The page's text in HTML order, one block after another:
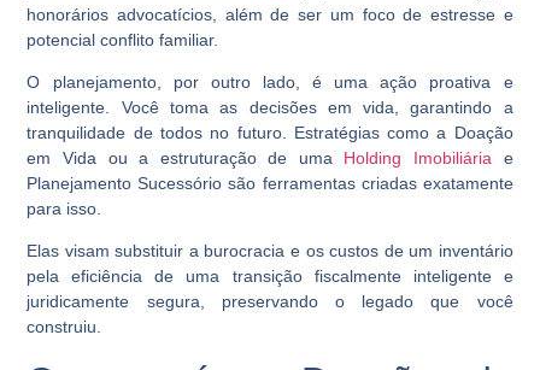
honorários advocatícios, além de ser um foco de estresse e
potencial conflito familiar.
O planejamento, por outro lado, é uma ação proativa e
inteligente. Você toma as decisões em vida, garantindo a
tranquilidade de todos no futuro. Estratégias como a Doação
em Vida ou a estruturação de uma Holding Imobiliária e
Planejamento Sucessório são ferramentas criadas exatamente
para isso.
Elas visam substituir a burocracia e os custos de um inventário
pela eficiência de uma transição fiscalmente inteligente e
juridicamente segura, preservando o legado que você
construiu.